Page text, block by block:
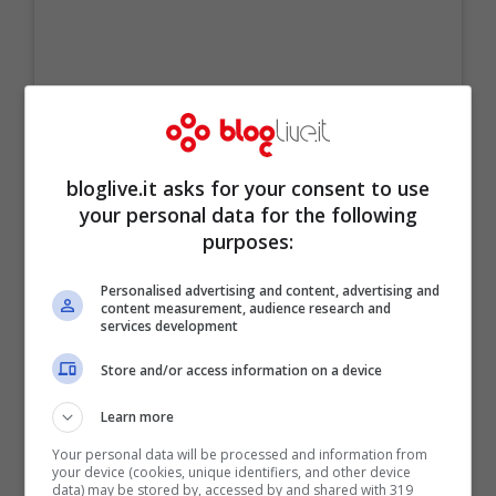
bloglive.it asks for your consent to use
your personal data for the following
purposes:
Personalised advertising and content, advertising and
content measurement, audience research and
services development
Store and/or access information on a device
Learn more
Your personal data will be processed and information from
your device (cookies, unique identifiers, and other device
data) may be stored by, accessed by and shared with 319